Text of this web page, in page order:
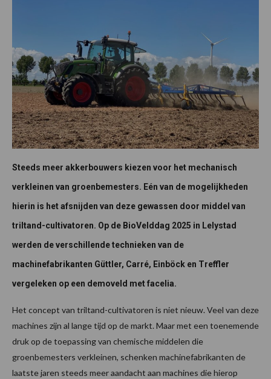
Steeds meer akkerbouwers kiezen voor het mechanisch
verkleinen van groenbemesters. Eén van de mogelijkheden
hierin is het afsnijden van deze gewassen door middel van
triltand-cultivatoren. Op de BioVelddag 2025 in Lelystad
werden de verschillende technieken van de
machinefabrikanten Güttler, Carré, Einböck en Treffler
vergeleken op een demoveld met facelia.
Het concept van triltand-cultivatoren is niet nieuw. Veel van deze
machines zijn al lange tijd op de markt. Maar met een toenemende
druk op de toepassing van chemische middelen die
groenbemesters verkleinen, schenken machinefabrikanten de
laatste jaren steeds meer aandacht aan machines die hierop